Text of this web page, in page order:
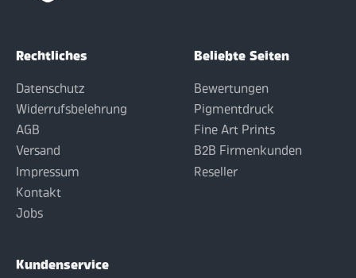
Rechtliches
Datenschutz
Widerrufsbelehrung
AGB
Versand
Impressum
Kontakt
Jobs
Kundenservice
Beliebte Seiten
Bewertungen
Pigmentdruck
Fine Art Prints
B2B Firmenkunden
Reseller